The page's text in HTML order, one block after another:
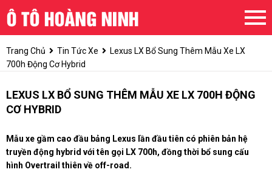
Trang Chủ Tin Tức Xe
Lexus LX Bổ Sung Thêm Mẫu Xe LX
700h Động Cơ Hybrid
LEXUS LX BỔ SUNG THÊM MẪU XE LX 700H ĐỘNG
CƠ HYBRID
Mẫu xe gầm cao đầu bảng Lexus lần đầu tiên có phiên bản hệ
truyền động hybrid với tên gọi LX 700h, đồng thời bổ sung cấu
hình Overtrail thiên về off-road.